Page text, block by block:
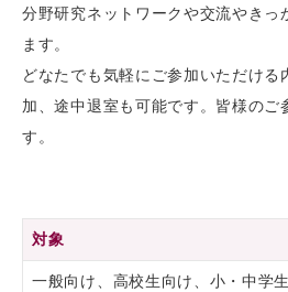
分野研究ネットワークや交流やきっ
ます。
どなたでも気軽にご参加いただける
加、途中退室も可能です。皆様のご
す。
対象
一般向け、高校生向け、小・中学